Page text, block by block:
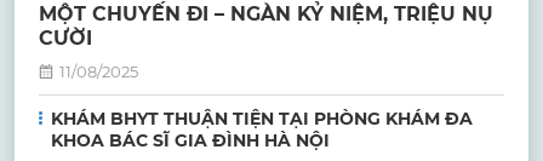
MỘT CHUYẾN ĐI – NGÀN KỶ NIỆM, TRIỆU NỤ
CƯỜI
11/08/2025
KHÁM BHYT THUẬN TIỆN TẠI PHÒNG KHÁM ĐA
KHOA BÁC SĨ GIA ĐÌNH HÀ NỘI